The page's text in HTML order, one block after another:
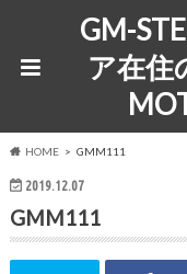
GM-
ア在住
HOME GMM111
2019.12.07
GMM111